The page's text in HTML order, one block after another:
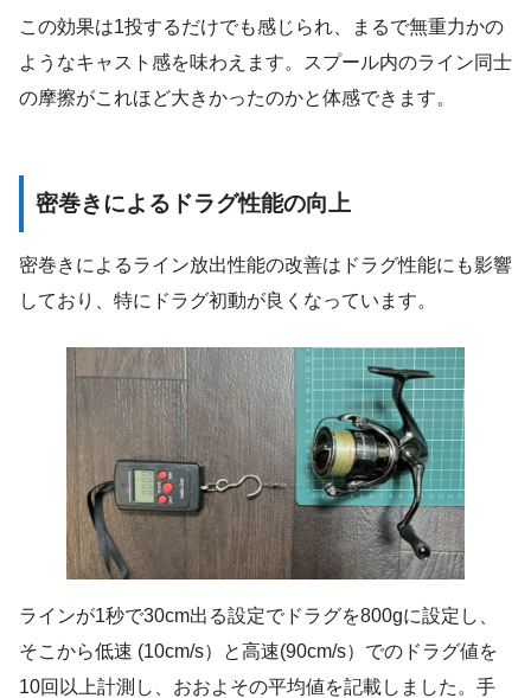
この効果は1投するだけでも感じられ、まるで無重力かの
ようなキャスト感を味わえます。スプール内のライン同士
の摩擦がこれほど大きかったのかと体感できます。
密巻きによるドラグ性能の向上
密巻きによるライン放出性能の改善はドラグ性能にも影響
しており、特にドラグ初動が良くなっています。
ラインが1秒で30cm出る設定でドラグを800gに設定し、
そこから低速 (10cm/s）と高速(90cm/s）でのドラグ値を
10回以上計測し、おおよその平均値を記載しました。手